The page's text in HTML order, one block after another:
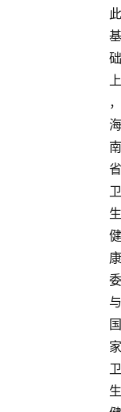
此
基
础
上
，
海
南
省
卫
生
健
康
委
与
国
家
卫
生